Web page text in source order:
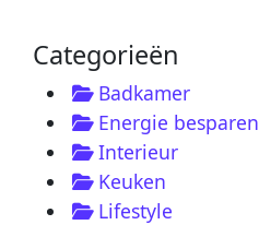
Categorieën
Badkamer
Energie besparen
Interieur
Keuken
Lifestyle